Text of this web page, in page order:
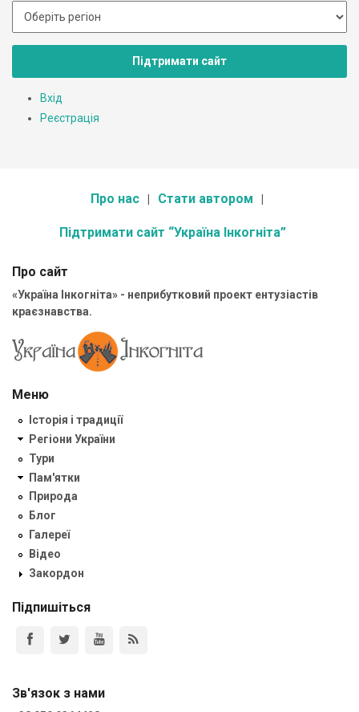
Підтримати сайт
Вхід
Реєстрація
Про нас Стати автором
Підтримати сайт “Україна Інкогніта”
Про сайт
«Україна Інкогніта» - неприбутковий проект ентузіастів
краєзнавства.
Меню
Історія і традиції
Регіони України
Тури
Пам'ятки
Природа
Блог
Галереї
Відео
Закордон
Підпишіться
Зв'язок з нами